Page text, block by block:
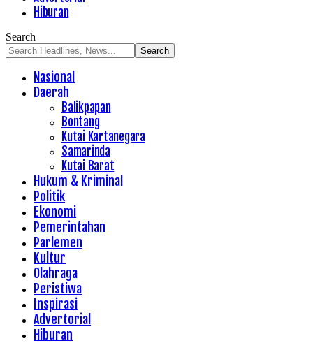
Hiburan
Search
Nasional
Daerah
Balikpapan
Bontang
Kutai Kartanegara
Samarinda
Kutai Barat
Hukum & Kriminal
Politik
Ekonomi
Pemerintahan
Parlemen
Kultur
Olahraga
Peristiwa
Inspirasi
Advertorial
Hiburan